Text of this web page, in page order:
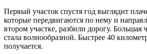
Первый участок спустя год выглядит
которые передвигаются по нему и
втором участке, разбили дорогу. Большая
стала волнообразной. Быстрее 40
получается.